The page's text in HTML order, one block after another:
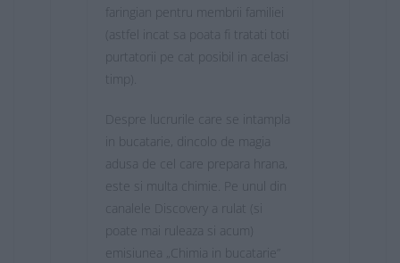
faringian pentru membrii familiei
(astfel incat sa poata fi tratati toti
purtatorii pe cat posibil in acelasi
timp).
Despre lucrurile care se intampla
in bucatarie, dincolo de magia
adusa de cel care prepara hrana,
este si multa chimie. Pe unul din
canalele Discovery a rulat (si
poate mai ruleaza si acum)
emisiunea „Chimia in bucatarie”